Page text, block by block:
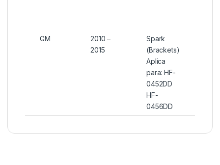
GM
2010 –
2015
Spark
(Brackets)
Aplica
para: HF-
0452DD
HF-
0456DD